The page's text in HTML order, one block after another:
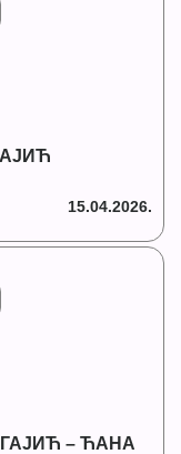
15.04.2026.
ГАЈИЋ – ЋАНА